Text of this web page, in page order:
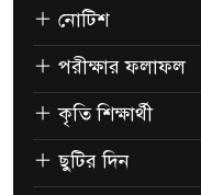
নোটিশ
পরীক্ষার ফলাফল
কৃতি শিক্ষার্থী
ছুটির দিন